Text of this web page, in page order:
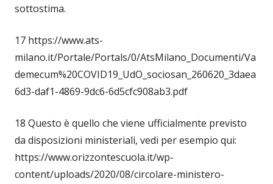
sottostima.
17 https://www.ats-
milano.it/Portale/Portals/0/AtsMilano_Documenti/Va
demecum%20COVID19_UdO_sociosan_260620_3daea
6d3-daf1-4869-9dc6-6d5cfc908ab3.pdf
18 Questo è quello che viene ufficialmente previsto
da disposizioni ministeriali, vedi per esempio qui:
https://www.orizzontescuola.it/wp-
content/uploads/2020/08/circolare-ministero-